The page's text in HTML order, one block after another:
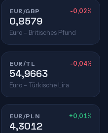
EUR/GBP -0,02%
0,8579
Euro – Britisches Pfund
EUR/TL -0,04%
54,9663
Euro – Türkische Lira
EUR/PLN +0,01%
4,3012